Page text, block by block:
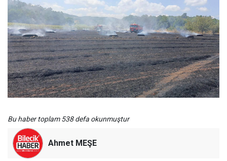
Bu haber toplam 538 defa okunmuştur
Ahmet MEŞE